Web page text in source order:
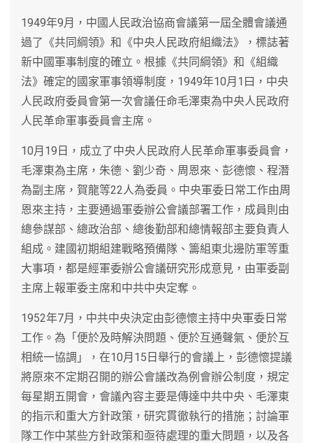
1949年9月，中國人民政治協商會議第一屆全體會議通
過了《共同綱領》和《中央人民政府組織法》，標誌著
新中國軍事制度的確立。根據《共同綱領》和《組織
法》確定的國家軍事領導制度，1949年10月1曰，中央
人民政府委員會第一次會議任命毛澤東為中央人民政府
人民革命軍事委員會主席。
10月19日，成立了中央人民政府人民革命軍事委員會，
毛澤東為主席，朱德、劉少奇、周恩來、彭德懷、程潛
為副主席，賀龍等22人為委員。中央軍委日常工作由周
恩來主持，主要通過軍委辦公會議部署工作，成員則由
總參謀部、總政治部、總後勤部和總情報部主要負責人
組成。建國初期組建戰略預備隊、籌組東北邊防軍等重
大事項，都是經軍委辦公會議研究形成意見，由軍委副
主席上報軍委主席和中共中央定奪。
1952年7月，中共中央決定由彭德懷主持中央軍委日常
工作。為「便於及時解決問題、便於互通聲氣、便於互
相統一協調」，在10月15日舉行的會議上，彭德懷提議
將原來不定期召開的辦公會議改為例會辦公制度，規定
每星期五開會，會議內容主要是傳達中共中央、毛澤東
的指示和重大方針政策，研究貫徹執行的措施；討論軍
隊工作中某些方針政策和亟待處理的重大問題，以及各